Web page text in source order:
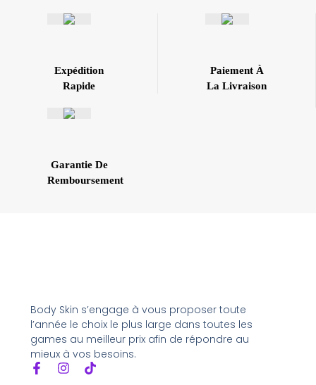
Paiement À
La Livraison
Expédition
Rapide
Garantie De
Remboursement
Body Skin s’engage à vous proposer toute
l’année le choix le plus large dans toutes les
games au meilleur prix afin de répondre au
mieux à vos besoins.